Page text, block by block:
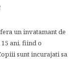
un invatamant de
ani, fiind o
sunt incurajati sa